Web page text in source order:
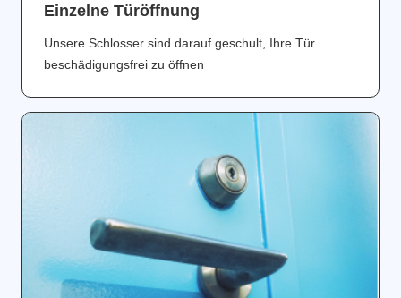
Einzelne Türöffnung
Unsere Schlosser sind darauf geschult, Ihre Tür
beschädigungsfrei zu öffnen